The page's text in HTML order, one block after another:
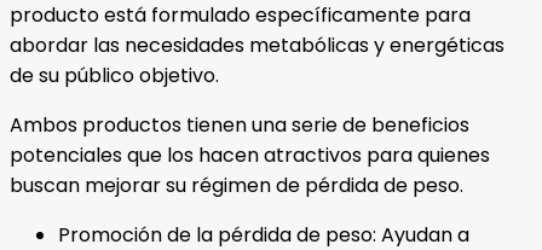
producto está formulado específicamente para
abordar las necesidades metabólicas y energéticas
de su público objetivo.
Ambos productos tienen una serie de beneficios
potenciales que los hacen atractivos para quienes
buscan mejorar su régimen de pérdida de peso.
Promoción de la pérdida de peso: Ayudan a